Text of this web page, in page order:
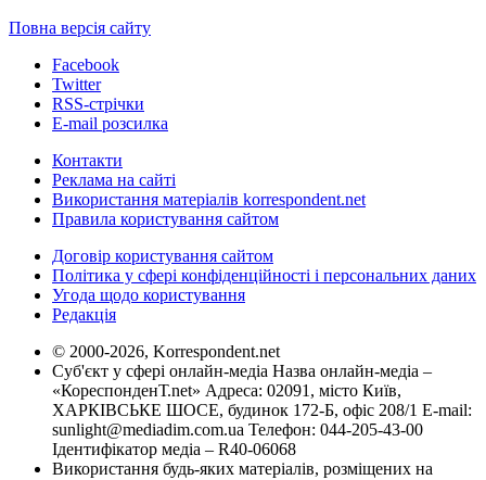
Повна версія сайту
Facebook
Twitter
RSS-стрічки
E-mail розсилка
Контакти
Реклама на сайті
Використання матеріалів korrespondent.net
Правила користування сайтом
Договір користування сайтом
Політика у сфері конфіденційності і персональних даних
Угода щодо користування
Редакція
© 2000-2026, Korrespondent.net
Суб'єкт у сфері онлайн-медіа Назва онлайн-медіа –
«КореспонденТ.net» Адреса: 02091, місто Київ,
ХАРКІВСЬКЕ ШОСЕ, будинок 172-Б, офіс 208/1 E-mail:
sunlight@mediadim.com.ua Телефон: 044-205-43-00
Ідентифікатор медіа – R40-06068
Використання будь-яких матеріалів, розміщених на